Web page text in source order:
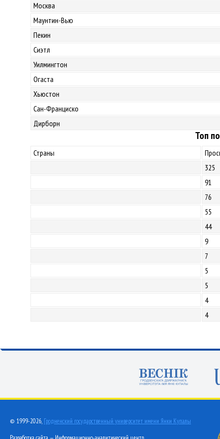
Москва
Маунтин-Вью
Пекин
Сиэтл
Уилмингтон
Огаста
Хьюстон
Сан-Франциско
Дирборн
Топ
Страны
325
91
76
55
44
9
7
5
5
4
4
© 1999-2026, Гродненский государственный университет имени Янки Купалы